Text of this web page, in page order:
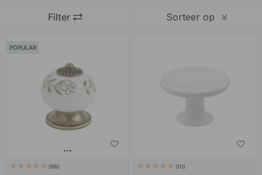
Sorteer op
Filter
POPULAR
86 10